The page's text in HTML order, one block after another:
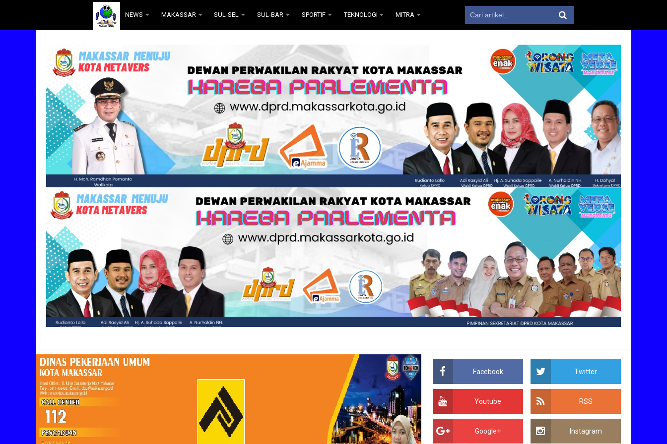
. NEWS MAKASSAR SUL-SEL SUL-BAR SPORTIF TEKNOLOGI MITRA
Facebook Twitter
Youtube RSS
Google+ Instagram